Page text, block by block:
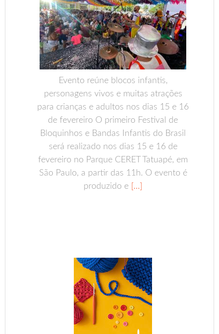
Evento reúne blocos infantis,
personagens vivos e muitas atrações
para crianças e adultos nos dias 15 e 16
de fevereiro O primeiro Festival de
Bloquinhos e Bandas Infantis do Brasil
será realizado nos dias 15 e 16 de
fevereiro no Parque CERET Tatuapé, em
São Paulo, a partir das 11h. O evento é
produzido e […]